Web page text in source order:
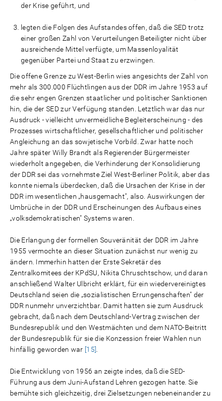
der Krise geführt, und
legten die Folgen des Aufstandes offen, daß die SED trotz
einer großen Zahl von Verurteilungen Beteiligter nicht über
ausreichende Mittel verfügte, um Massenloyalität
gegenüber Partei und Staat zu erzwingen.
Die offene Grenze zu West-Berlin wies angesichts der Zahl von
mehr als 300.000 Flüchtlingen aus der DDR im Jahre 1953 auf
die sehr engen Grenzen staatlicher und politischer Sanktionen
hin, die der SED zur Verfügung standen. Letztlich war das nur
Ausdruck - vielleicht unvermeidliche Begleiterscheinung - des
Prozesses wirtschaftlicher, gesellschaftlicher und politischer
Angleichung an das sowjetische Vorbild. Zwar hatte noch
Jahre später Willy Brandt als Regierender Bürgermeister
wiederholt angegeben, die Verhinderung der Konsolidierung
der DDR sei das vornehmste Ziel West-Berliner Politik, aber das
konnte niemals überdecken, daß die Ursachen der Krise in der
DDR im wesentlichen „hausgemacht", also. Auswirkungen der
Umbrüche in der DDR und Erscheinungen des Aufbaus eines
„volksdemokratischen" Systems waren.
Die Erlangung der formellen Souveränität der DDR im Jahre
1955 vermochte an dieser Situation zunächst nur wenig zu
ändern. Immerhin hatten der Erste Sekretär des
Zentralkomitees der KPdSU, Nikita Chruschtschow, und daran
anschließend Walter Ulbricht erklärt, für ein wiedervereinigtes
Deutschland seien die „sozialistischen Errungenschaften" der
DDR nunmehr unverzichtbar. Damit hatten sie zum Ausdruck
gebracht, daß nach dem Deutschland-Vertrag zwischen der
Bundesrepublik und den Westmächten und dem NATO-Beitritt
der Bundesrepublik für sie die Konzession freier Wahlen nun
hinfällig geworden war [15]
Die Entwicklung von 1956 an zeigte indes, daß die SED-
Führung aus dem Juni-Aufstand Lehren gezogen hatte. Sie
bemühte sich gleichzeitig, drei Zielsetzungen nebeneinander zu